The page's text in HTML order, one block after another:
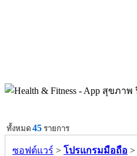
ทั้งหมด 45 รายการ
ซอฟต์แวร์ > โปรแกรมมือถือ >